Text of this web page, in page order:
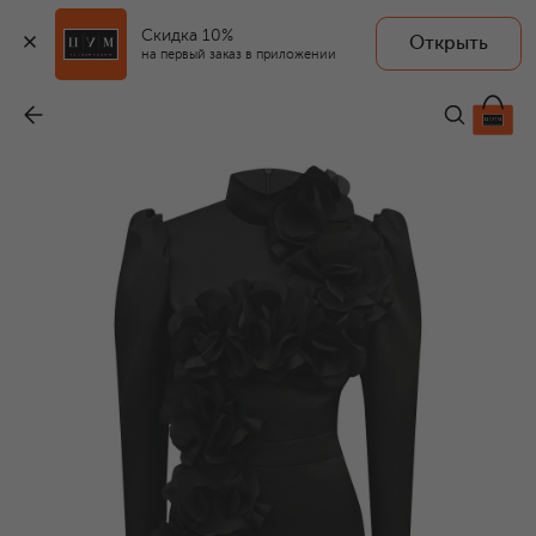
Скидка 10%
на первый заказ в приложении
Открыть
49 900 ₽